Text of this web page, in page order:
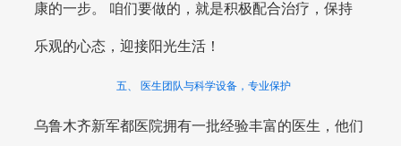
康的一步。 咱们要做的，就是积极配合治疗，保持
乐观的心态，迎接阳光生活！
五、 医生团队与科学设备，专业保护
乌鲁木齐新军都医院拥有一批经验丰富的医生，他们